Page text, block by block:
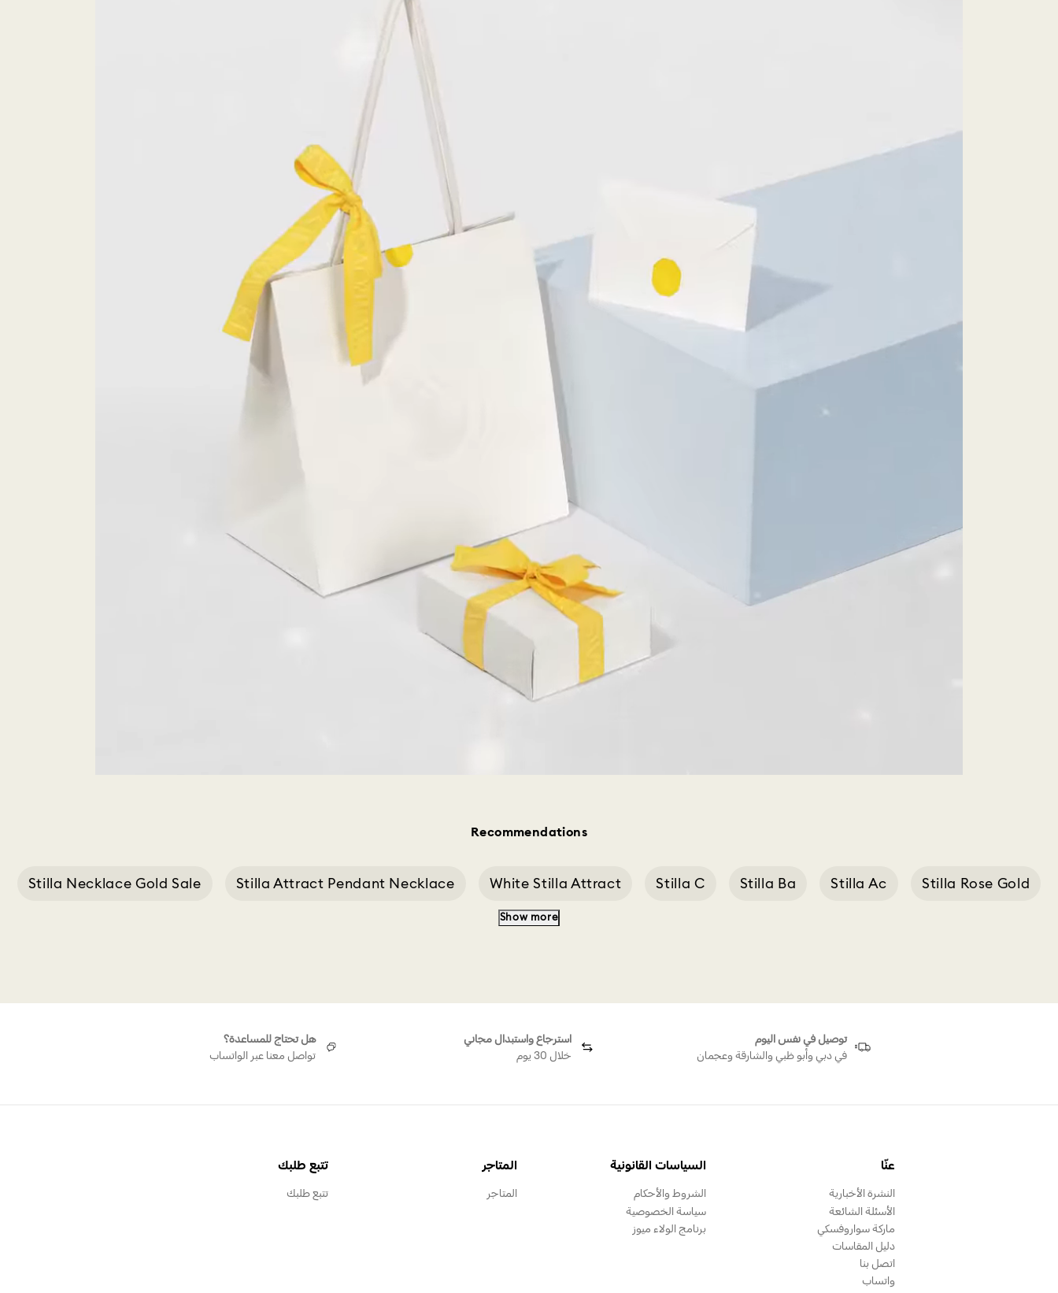
Recommendations
Stilla Rose Gold
Stilla Ac
Stilla Ba
Stilla C
White Stilla Attract
Stilla Attract Pendant Necklace
Stilla Necklace Gold Sale
Show more
توصيل في نفس اليوم
في دبي وأبو ظبي والشارقة وعجمان
استرجاع واستبدال مجاني
خلال 30 يوم
هل تحتاج للمساعدة؟
تواصل معنا عبر الواتساب
عنّا
النشرة الأخبارية
الأسئلة الشائعة
ماركة سواروفسكي
دليل المقاسات
اتصل بنا
واتساب
السياسات القانونية
الشروط والأحكام
سياسة الخصوصية
برنامج الولاء ميوز
المتاجر
المتاجر
تتبع طلبك
تتبع طلبك